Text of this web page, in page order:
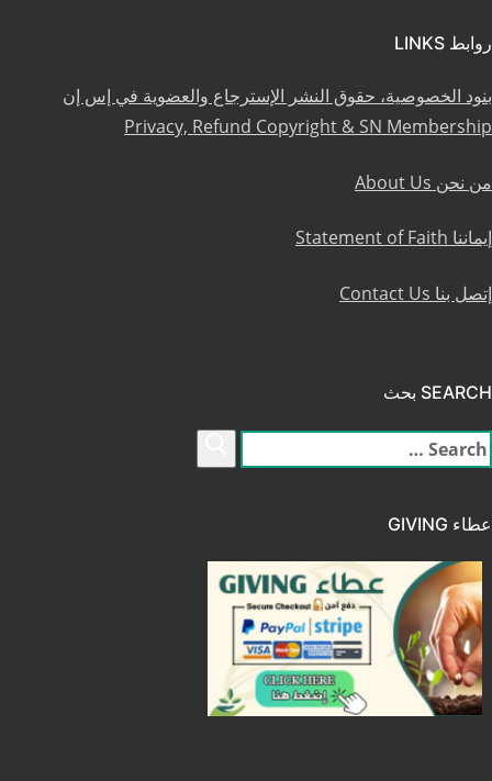
روابط LINKS
بنود الخصوصية، حقوق النشر الإسترجاع والعضوية في إس إن
Privacy, Refund Copyright & SN Membership
من نحن About Us
إيماننا Statement of Faith
إتصل بنا Contact Us
SEARCH بحث
البحث
عن:
عطاء GIVING